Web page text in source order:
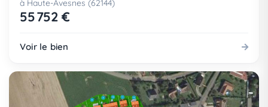
à Haute-Avesnes (62144)
55 752 €
Voir le bien